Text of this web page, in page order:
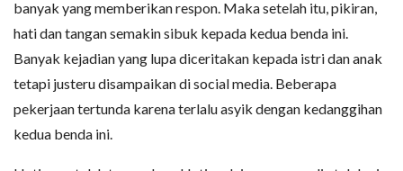
banyak yang memberikan respon. Maka setelah itu, pikiran,
hati dan tangan semakin sibuk kepada kedua benda ini.
Banyak kejadian yang lupa diceritakan kepada istri dan anak
tetapi justeru disampaikan di social media. Beberapa
pekerjaan tertunda karena terlalu asyik dengan kedanggihan
kedua benda ini.